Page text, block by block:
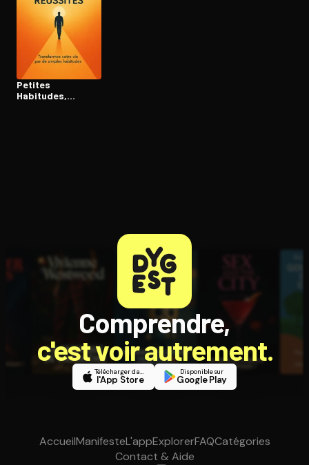
Petites
Habitudes,
Comprendre,
c'est voir autrement.
Télécharger dans
l'App Store
Disponible sur
Google Play
AccueilManifesteL'appExplorerFAQCatégories
Contact & Aide